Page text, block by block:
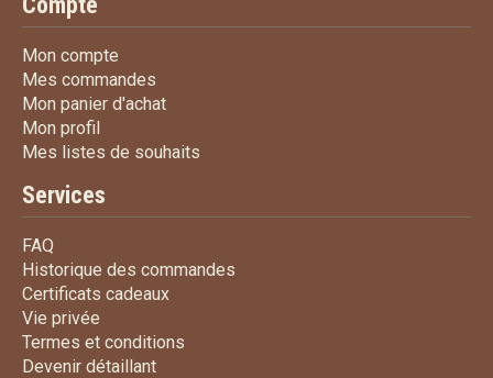
Mon compte
Mes commandes
Mon panier d'achatMon panier d'achat
Mon profil
Mes listes de souhaits
Services
FAQ
Historique des commandes
Certificats cadeauxCertificats cadeaux
Vie privée
Termes et conditions
Devenir détaillantDevenir détaillant